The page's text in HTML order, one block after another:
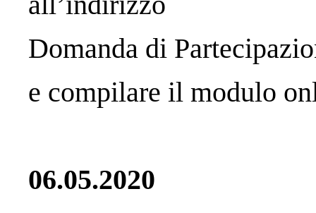
Domanda di
e compilare il modulo
06.05.2020